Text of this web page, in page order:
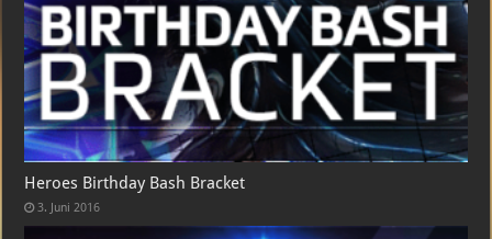
Heroes Birthday Bash Bracket
3. Juni 2016